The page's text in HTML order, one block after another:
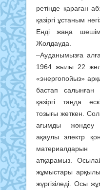
ретінде қараған
қазіргі ұстаным
Енді жаңа
Жолдауда.
–Ауданымызға
1964 жылы 22
«энергопойыз»
бастап салынған
қазіргі таңда
тозығы жеткен.
ағымды жөндеу
ақаулы электр
атқарамыз.
жұмыстары
жүргізіледі. Осы